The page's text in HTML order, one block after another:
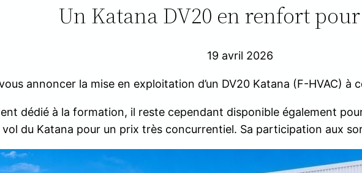
Un Katana DV20 en renfort pour
19 avril 2026
annoncer la mise en exploitation d’un DV20 Katana (F-HVAC) à
dédié à la formation, il reste cependant disponible également
vol du Katana pour un prix très concurrentiel. Sa participation aux